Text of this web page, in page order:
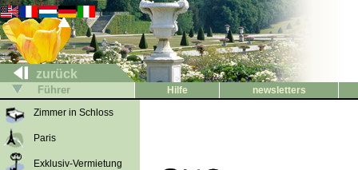
zurück
Führer Hilfe
newsletters
Zimmer in Schloss
Paris
Exklusiv-Vermietung